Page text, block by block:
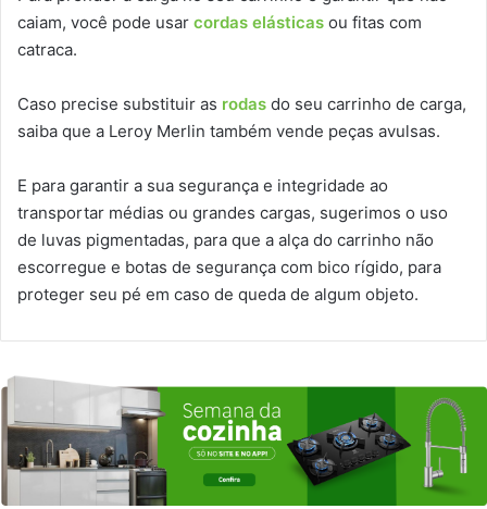
caiam, você pode usar cordas elásticas ou fitas com
catraca.
Caso precise substituir as rodas do seu carrinho de carga,
saiba que a Leroy Merlin também vende peças avulsas.
E para garantir a sua segurança e integridade ao
transportar médias ou grandes cargas, sugerimos o uso
de luvas pigmentadas, para que a alça do carrinho não
escorregue e botas de segurança com bico rígido, para
proteger seu pé em caso de queda de algum objeto.